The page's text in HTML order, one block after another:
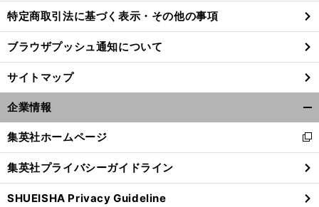
特定商取引法に基づく表示・その他の事項
ブラウザプッシュ通知について
サイトマップ
企業情報
閉
る
集英社ホームページ
新
し
い
ウ
ィ
集英社プライバシーガイドライン
SHUEISHA Privacy Guideline